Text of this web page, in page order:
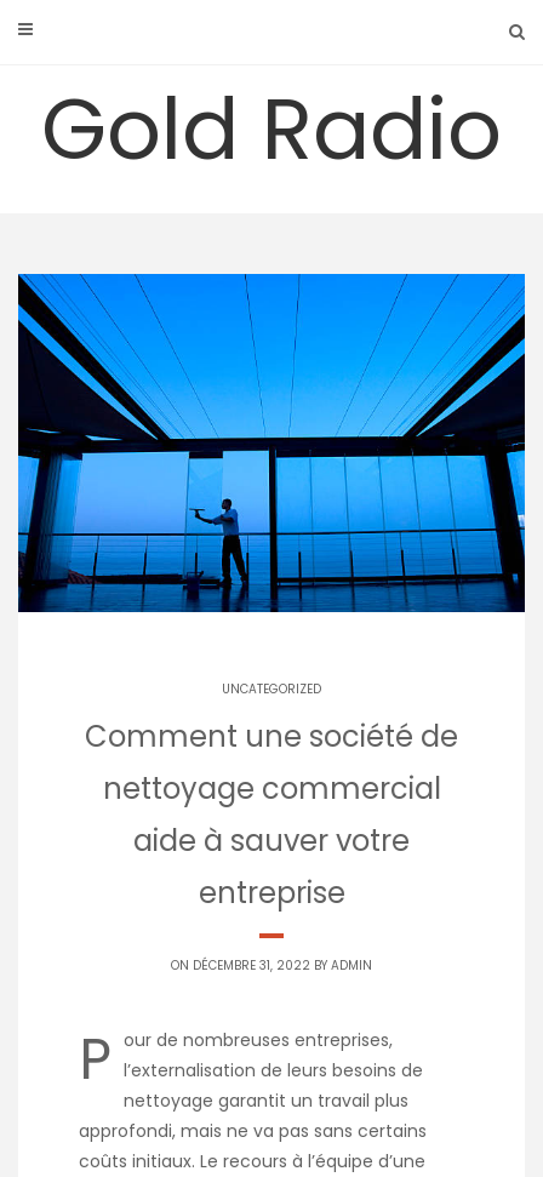
Gold Radio
UNCATEGORIZED
Comment une société de
nettoyage commercial
aide à sauver votre
entreprise
ON DÉCEMBRE 31, 2022 BY ADMIN
P our de nombreuses entreprises,
l’externalisation de leurs besoins de
nettoyage garantit un travail plus
approfondi, mais ne va pas sans certains
coûts initiaux. Le recours à l’équipe d’une